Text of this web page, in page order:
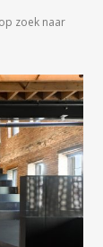
zoek naar